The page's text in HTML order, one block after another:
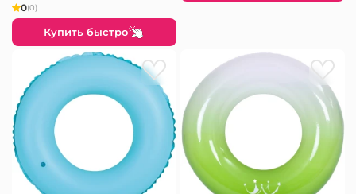
0(0)
Купить быстро